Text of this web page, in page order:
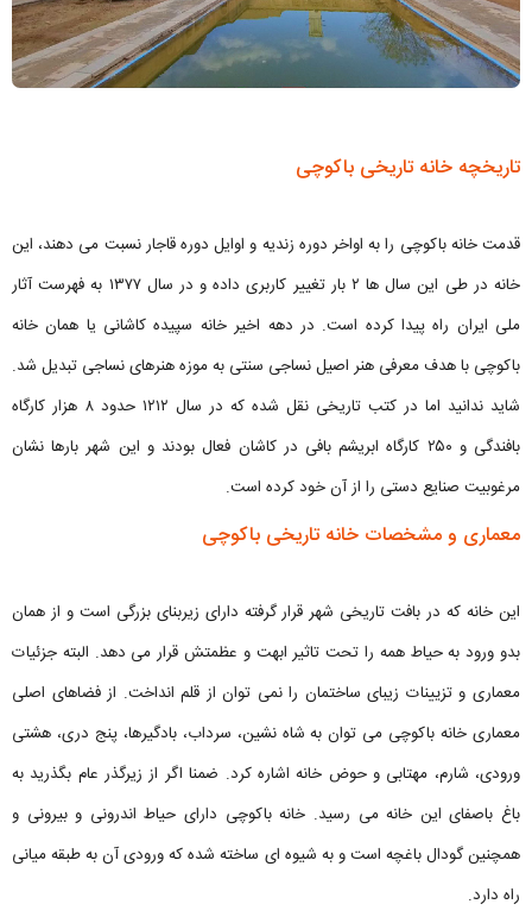
تاریخچه خانه تاریخی باکوچی
قدمت خانه باکوچی را به اواخر دوره زندیه و اوایل دوره قاجار نسبت می دهند، این
خانه در طی این سال ها ۲ بار تغییر کاربری داده و در سال ۱۳۷۷ به فهرست آثار
ملی ایران راه پیدا کرده است. در دهه اخیر خانه سپیده کاشانی یا همان خانه
باکوچی با هدف معرفی هنر اصیل نساجی سنتی به موزه هنرهای نساجی تبدیل شد.
شاید ندانید اما در کتب تاریخی نقل شده که در سال ۱۲۱۲ حدود ۸ هزار کارگاه
بافندگی و ۲۵۰ کارگاه ابریشم بافی در کاشان فعال بودند و این شهر بارها نشان
مرغوبیت صنایع دستی را از آن خود کرده است.
معماری و مشخصات خانه تاریخی باکوچی
این خانه که در بافت تاریخی شهر قرار گرفته دارای زیربنای بزرگی است و از همان
بدو ورود به حیاط همه را تحت تاثیر ابهت و عظمتش قرار می دهد. البته جزئیات
معماری و تزیینات زیبای ساختمان را نمی توان از قلم انداخت. از فضاهای اصلی
معماری خانه باکوچی می توان به شاه نشین، سرداب، بادگیرها، پنج دری، هشتی
ورودی، شارم، مهتابی و حوض خانه اشاره کرد. ضمنا اگر از زیرگذر عام بگذرید به
باغ باصفای این خانه می رسید. خانه باکوچی دارای حیاط اندرونی و بیرونی و
همچنین گودال باغچه است و به شیوه ای ساخته شده که ورودی آن به طبقه میانی
راه دارد.